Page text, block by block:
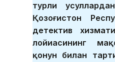
турли
Қозоғистон
детектив
лойиҳасининг
қонун билан